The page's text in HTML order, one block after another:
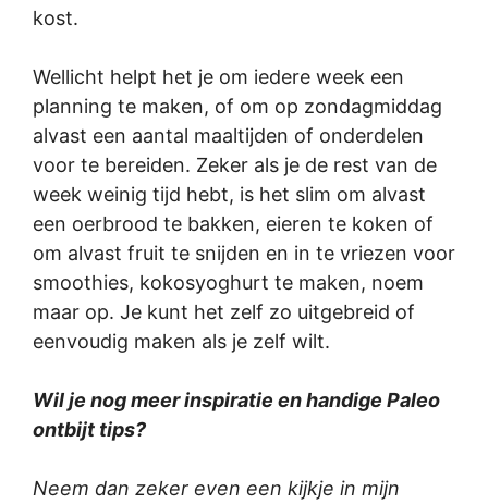
kost.
Wellicht helpt het je om iedere week een
planning te maken, of om op zondagmiddag
alvast een aantal maaltijden of onderdelen
voor te bereiden. Zeker als je de rest van de
week weinig tijd hebt, is het slim om alvast
een oerbrood te bakken, eieren te koken of
om alvast fruit te snijden en in te vriezen voor
smoothies, kokosyoghurt te maken, noem
maar op. Je kunt het zelf zo uitgebreid of
eenvoudig maken als je zelf wilt.
Wil je nog meer inspiratie en handige Paleo
ontbijt tips?
Neem dan zeker even een kijkje in mijn